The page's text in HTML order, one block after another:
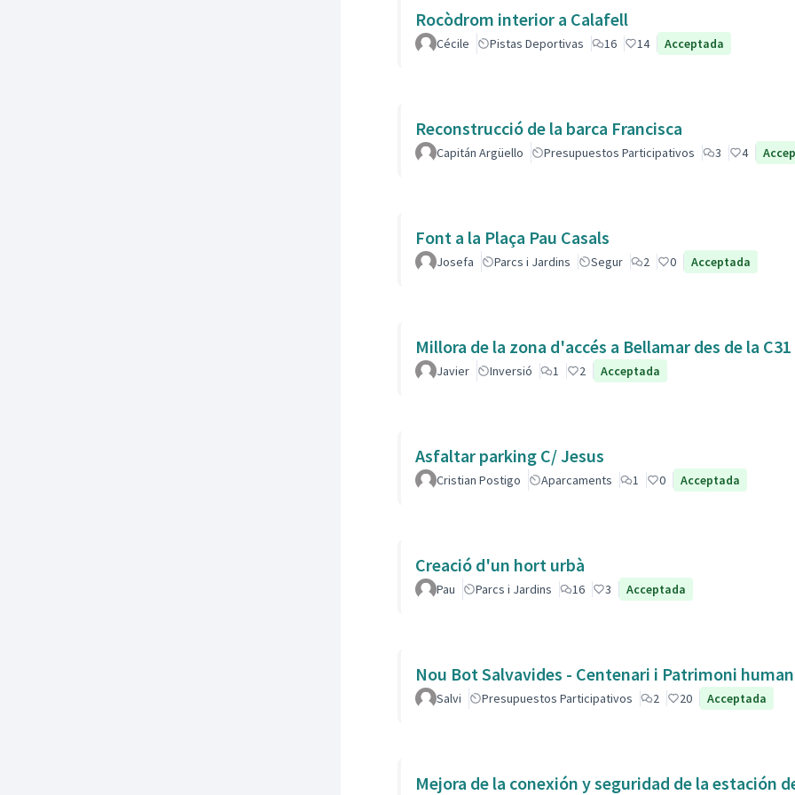
Rocòdrom interior a Calafell
Cécile Pistas Deportivas 16 14 Acceptada
Reconstrucció de la barca Francisca
Capitán Argüello Presupuestos Participativos 3 4
Font a la Plaça Pau Casals
Josefa Parcs i Jardins Segur 2 0 Acceptada
Millora de la zona d'accés a Bellamar des de la C31
Javier Inversió 1 2 Acceptada
Asfaltar parking C/ Jesus
Cristian Postigo Aparcaments 1 0 Acceptada
Creació d'un hort urbà
Pau Parcs i Jardins 16 3 Acceptada
Nou Bot Salvavides - Centenari i Patrimoni
Salvi Presupuestos Participativos 2 20 Acceptada